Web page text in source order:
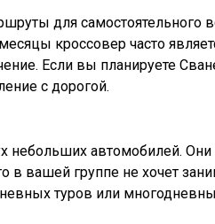
для самостоятельного
кроссовер часто
Если вы планируете
с дорогой.
небольших автомобилей.
вашей группе не хочет
туров или